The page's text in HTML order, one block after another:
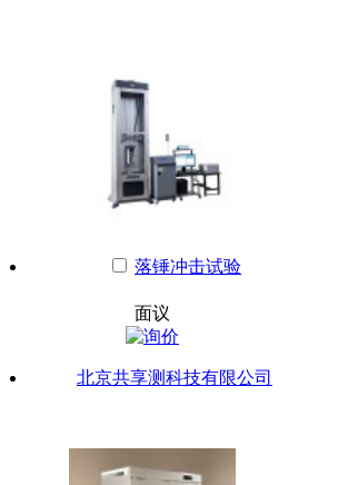
落锤冲击试验
面议
北京共享测科技有限公司